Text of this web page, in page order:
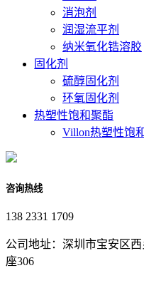
消泡剂
润湿流平剂
纳米氧化锆溶胶
固化剂
硫醇固化剂
环氧固化剂
热塑性饱和聚酯
Villon热塑性饱
咨询热线
138 2331 1709
公司地址：深圳市宝安区
座306